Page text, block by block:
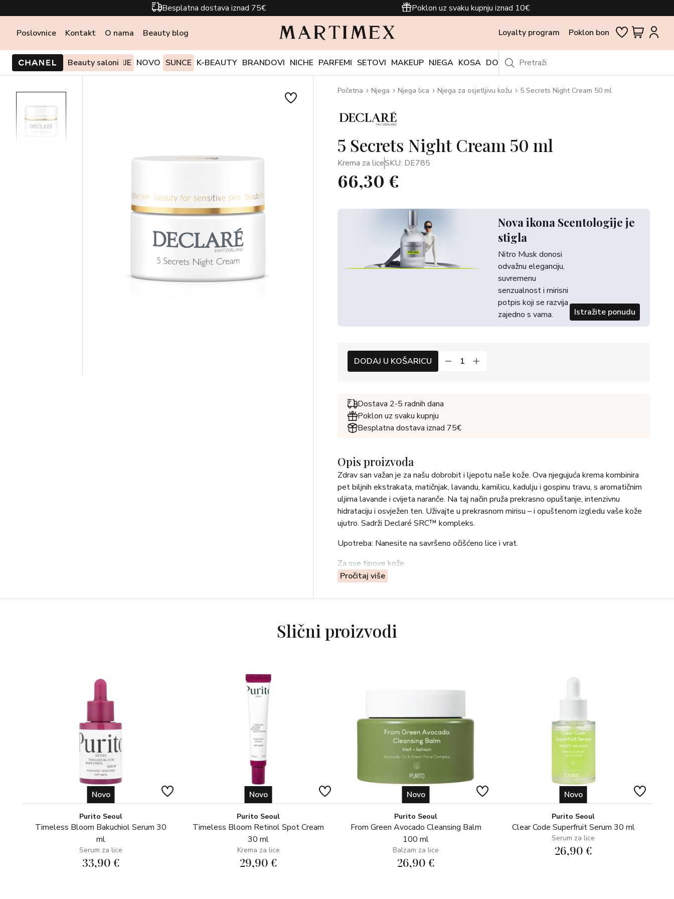
Besplatna dostava iznad 75€ Poklon uz svaku kupnju iznad 10€
Poslovnice Kontakt O nama Beauty blog Loyalty program Poklon bon
Beauty saloni
PONUDE I AKCIJE NOVO SUNCE K-BEAUTY BRANDOVI NICHE PARFEMI SETOVI MAKEUP NJEGA KOSA DODACI OUTLET
Početna Njega Njega lica Njega za osjetljivu kožu 5 Secrets Night Cream 50 ml
5 Secrets Night Cream 50 ml
Krema za liceSKU: DE785
66,30 €
Nova ikona Scentologije je
stigla
Nitro Musk donosi
odvažnu eleganciju,
suvremenu
senzualnost i mirisni
potpis koji se razvija
zajedno s vama.
Istražite ponudu
DODAJ U KOŠARICU
Dostava 2-5 radnih dana
Poklon uz svaku kupnju
Besplatna dostava iznad 75€
Opis proizvoda
Zdrav san važan je za našu dobrobit i ljepotu naše kože. Ova njegujuća krema kombinira
pet biljnih ekstrakata, matičnjak, lavandu, kamilicu, kadulju i gospinu travu, s aromatičnim
uljima lavande i cvijeta naranče. Na taj način pruža prekrasno opuštanje, intenzivnu
hidrataciju i osvježen ten. Uživajte u prekrasnom mirisu – i opuštenom izgledu vaše kože
ujutro. Sadrži Declaré SRC™ kompleks.
Upotreba: Nanesite na savršeno očišćeno lice i vrat.
Za sve tipove kože.
Pročitaj više
Slični proizvodi
Novo
Purito Seoul
Timeless Bloom Bakuchiol Serum 30
ml
Serum za lice
33,90 €
Novo
Purito Seoul
Timeless Bloom Retinol Spot Cream
30 ml
Krema za lice
29,90 €
Novo
Purito Seoul
From Green Avocado Cleansing Balm
100 ml
Balzam za lice
26,90 €
Novo
Purito Seoul
Clear Code Superfruit Serum 30 ml
Serum za lice
26,90 €